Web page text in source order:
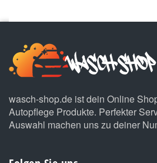
wasch-shop.de ist dein Online
Autopflege Produkte. Perfekter
Auswahl machen uns zu deiner